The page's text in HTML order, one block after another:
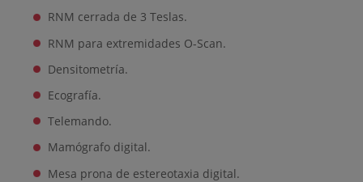
RNM cerrada de 3 Teslas.
RNM para extremidades O-Scan.
Densitometría.
Ecografía.
Telemando.
Mamógrafo digital.
Mesa prona de estereotaxia digital.